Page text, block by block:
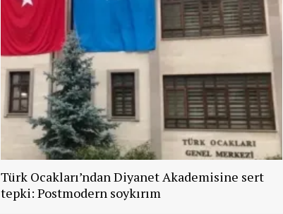
Türk Ocakları’ndan Diyanet Akademisine sert
tepki: Postmodern soykırım